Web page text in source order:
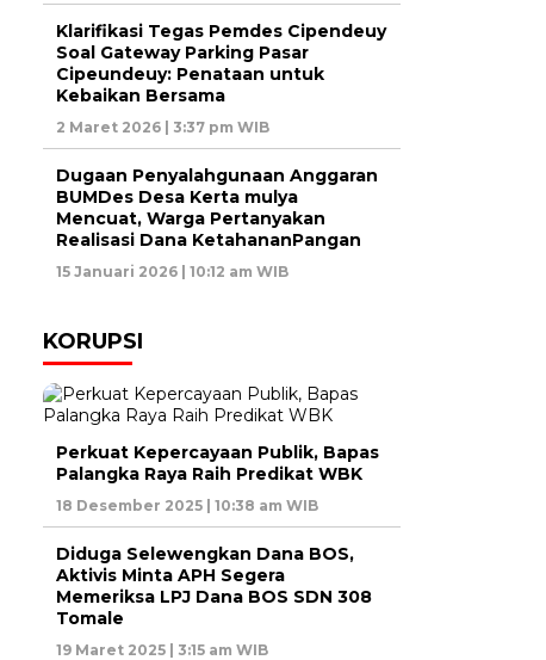
Klarifikasi Tegas Pemdes Cipendeuy
Soal Gateway Parking Pasar
Cipeundeuy: Penataan untuk
Kebaikan Bersama
2 Maret 2026 | 3:37 pm WIB
Dugaan Penyalahgunaan Anggaran
BUMDes Desa Kerta mulya
Mencuat, Warga Pertanyakan
Realisasi Dana KetahananPangan
15 Januari 2026 | 10:12 am WIB
KORUPSI
Perkuat Kepercayaan Publik, Bapas
Palangka Raya Raih Predikat WBK
18 Desember 2025 | 10:38 am WIB
Diduga Selewengkan Dana BOS,
Aktivis Minta APH Segera
Memeriksa LPJ Dana BOS SDN 308
Tomale
19 Maret 2025 | 3:15 am WIB